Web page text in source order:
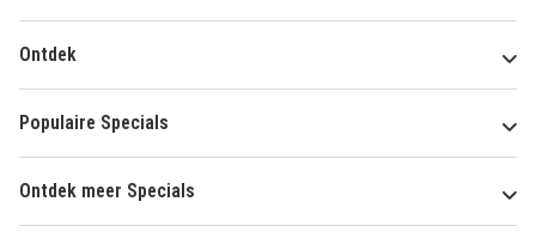
Ontdek
Populaire Specials
Ontdek meer Specials